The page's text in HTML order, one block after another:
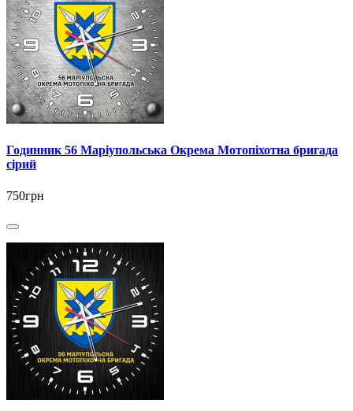
Годинник 56 Маріупольська Окрема Мотопіхотна бригада
сірий
750грн